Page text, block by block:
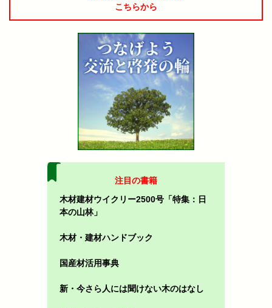
こちらから
注目の書籍
木材建材ウイクリー2500号「特集：日
本の山林」
木材・建材ハンドブック
国産材活用事典
新・今さら人には聞けない木のはなし